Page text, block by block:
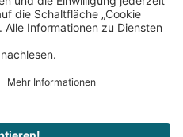
Widerrufsbelehrung